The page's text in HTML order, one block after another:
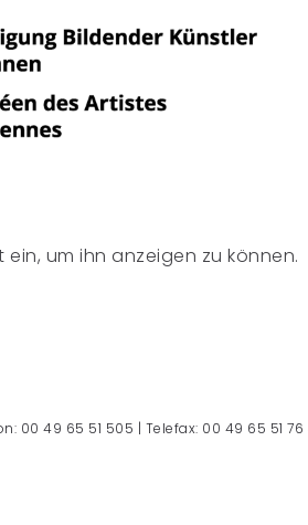
um ihn anzeigen zu können.
00 49 65 51 505 | Telefax: 00 49 65 51